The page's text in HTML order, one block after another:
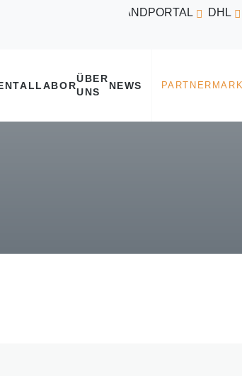
VERSANDPORTAL DHL